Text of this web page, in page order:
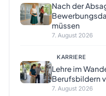
Nach der
müssen
7. August 2026
KARRIERE
Lehre im
Berufsbildern
7. August 2026